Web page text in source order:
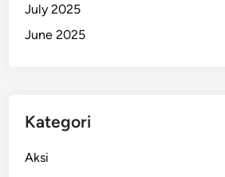
July 2025
June 2025
Kategori
Aksi